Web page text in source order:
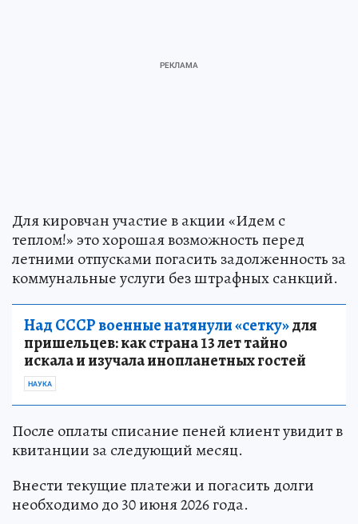
Для кировчан участие в акции «Идем с
теплом!» это хорошая возможность перед
летними отпусками погасить задолженность за
коммунальные услуги без штрафных санкций.
Над СССР военные натянули «сетку»для
пришельцев: как страна 13 лет тайно
искала и изучала инопланетных гостей
НАУКА
После оплаты списание пеней клиент увидит в
квитанции за следующий месяц.
Внести текущие платежи и погасить долги
необходимо до 30 июня 2026 года.